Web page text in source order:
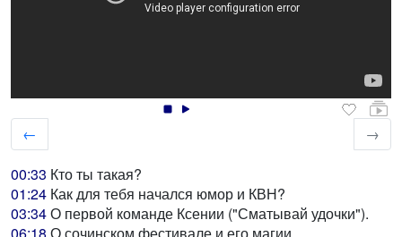
←
→
00:33 Кто ты такая?
01:24 Как для тебя начался юмор и КВН?
03:34О первой команде Ксении ("Сматывай удочки").